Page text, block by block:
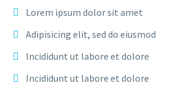
Lorem ipsum dolor sit amet
Adipisicing elit, sed do eiusmod
Incididunt ut labore et dolore
Incididunt ut labore et dolore